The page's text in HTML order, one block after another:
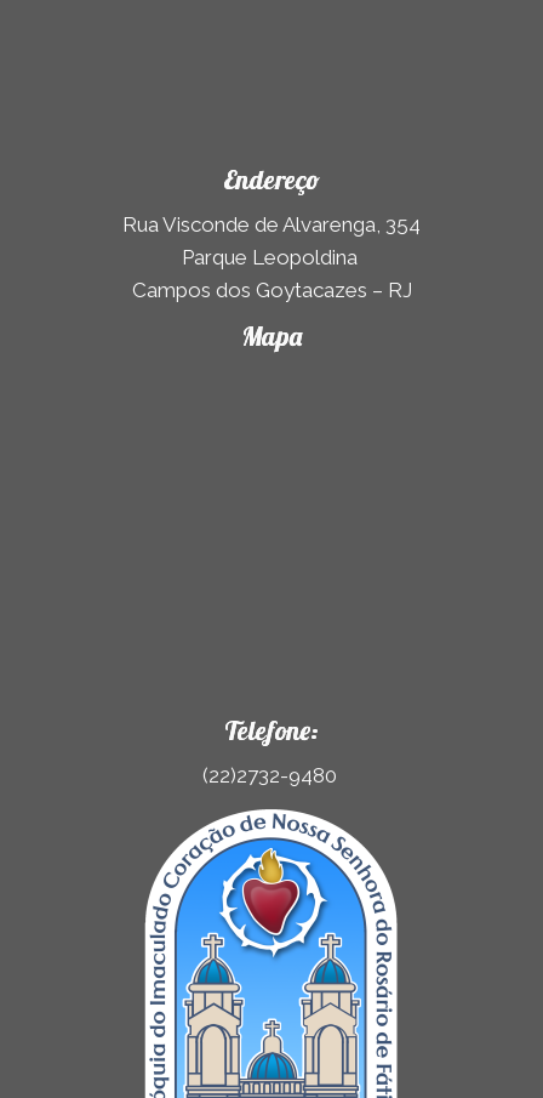
Endereço
Rua Visconde de Alvarenga, 354
Parque Leopoldina
Campos dos Goytacazes – RJ
Mapa
Telefone:
(22)2732-9480